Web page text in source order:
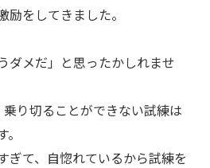
励をしてきました。
ダメだ」と思ったかしれませ
り切ることができない試練は
ぎて、自惚れているから試練を